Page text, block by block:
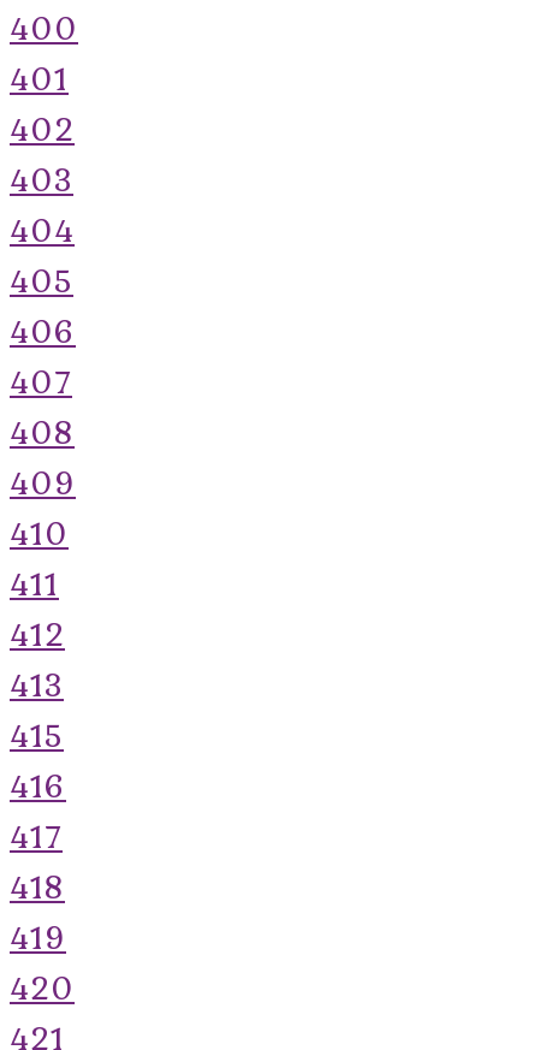
400
401
402
403
404
405
406
407
408
409
410
411
412
413
415
416
417
418
419
420
421